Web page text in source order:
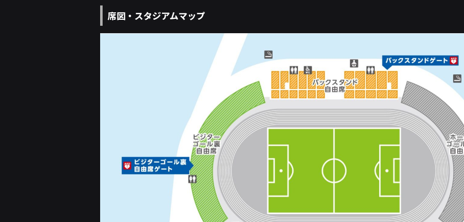
席図・スタジアムマップ